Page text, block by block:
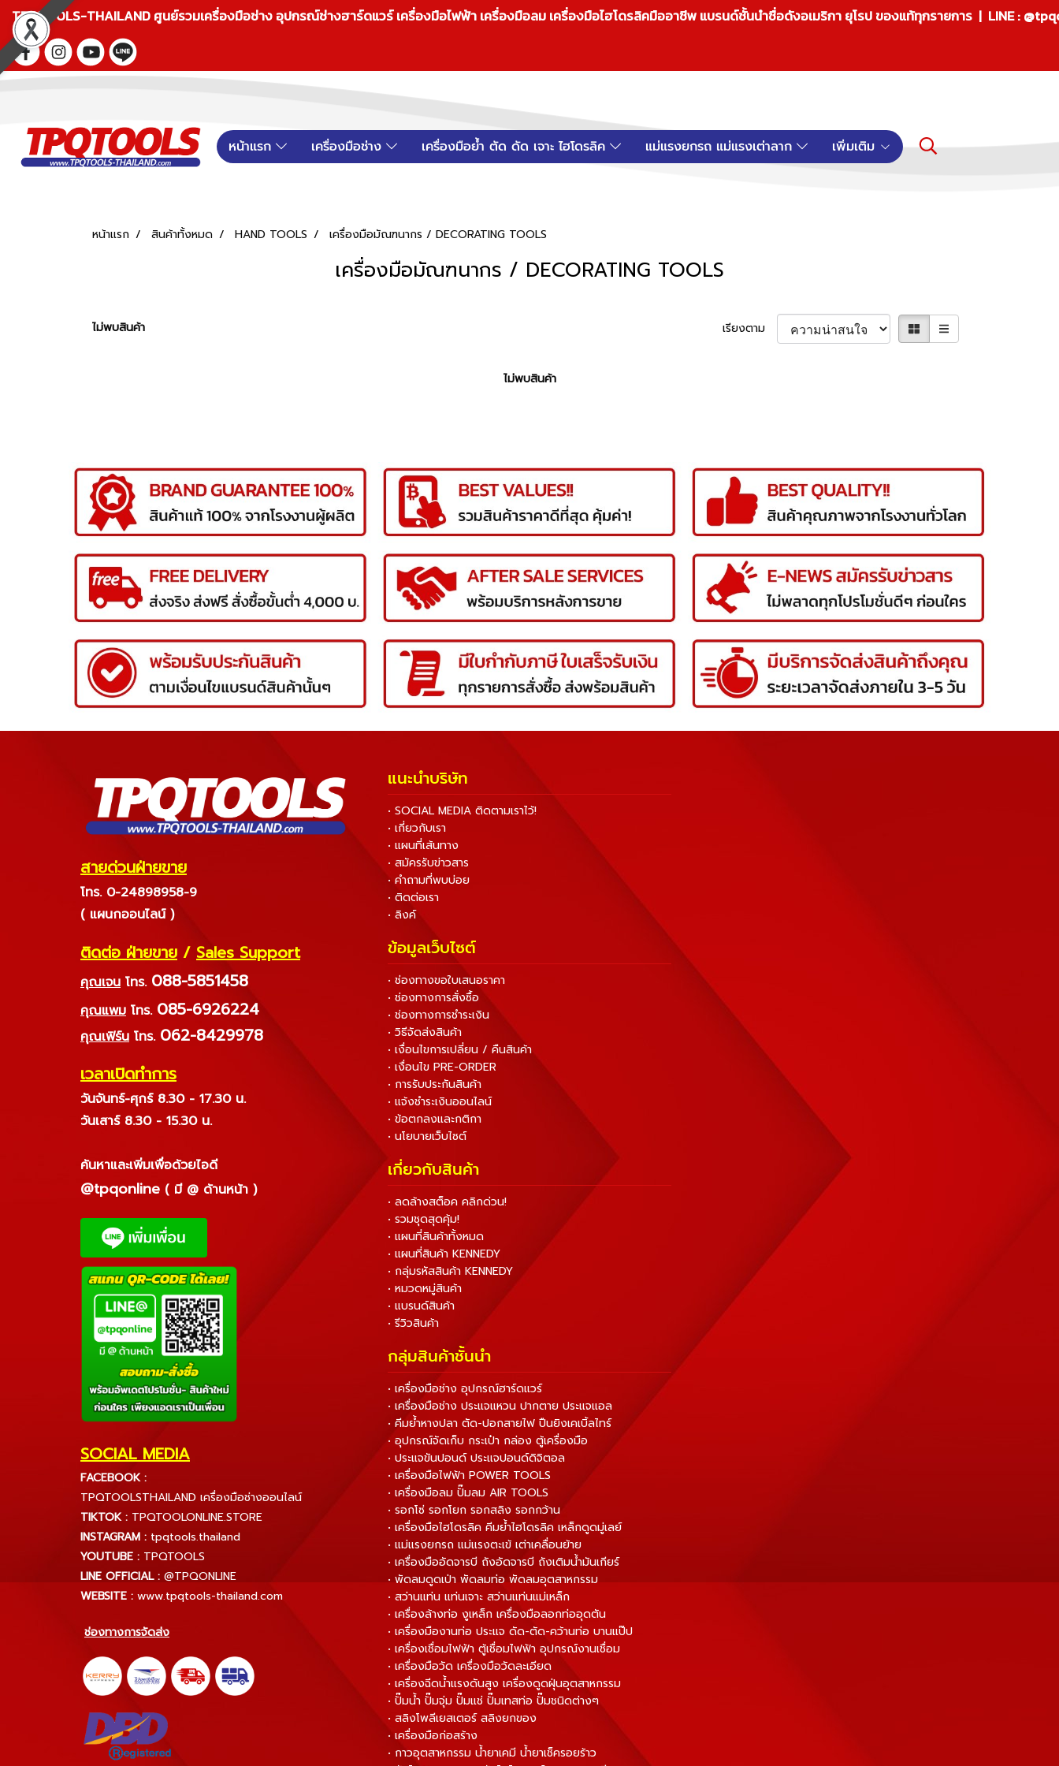
TPQTOOLS-THAILAND ศูนย์รวมเครื่องมือช่าง อุปกรณ์ช่างฮาร์ดแวร์ เครื่องมือไฟฟ้า เครื่องมือลม เครื่องมือไฮโดรลิคมืออาชีพ แบรนด์ชั้นนำชื่อดังอเมริกา ยุโรป ของแท้ทุกรายการ | LINE :
หน้าแรก เครื่องมือช่าง เครื่องมือย้ำ ตัด ดัด เจาะ ไฮโดรลิค แม่แรงยกรถ แม่แรงเต่าลาก เพิ่มเติม
หน้าแรก สินค้าทั้งหมด HAND TOOLS เครื่องมือมัณฑนากร / DECORATING TOOLS
เครื่องมือมัณฑนากร / DECORATING TOOLS
ไม่พบสินค้า เรียงตาม
ไม่พบสินค้า
สายด่วนฝ่ายขาย
โทร. 0-24898958-9
( แผนกออนไลน์ )
ติดต่อ ฝ่ายขาย / Sales Support
คุณเจน โทร. 088-5851458
คุณแพม โทร. 085-6926224
คุณเฟิร์น โทร. 062-8429978
เวลาเปิดทำการ
วันจันทร์-ศุกร์ 8.30 - 17.30 น.
วันเสาร์ 8.30 - 15.30 น.
ค้นหาและเพิ่มเพื่อด้วยไอดี
@tpqonline ( มี @ ด้านหน้า )
SOCIAL MEDIA
FACEBOOK :
TPQTOOLSTHAILAND เครื่องมือช่างออนไลน์
TIKTOK : TPQTOOLONLINE.STORE
INSTAGRAM : tpqtools.thailand
YOUTUBE : TPQTOOLS
LINE OFFICIAL : @TPQONLINE
WEBSITE : www.tpqtools-thailand.com
ช่องทางการจัดส่ง
แนะนำบริษัท
• SOCIAL MEDIA ติดตามเราไว้!
• เกี่ยวกับเรา
• แผนที่เส้นทาง
• สมัครรับข่าวสาร
• คำถามที่พบบ่อย
• ติดต่อเรา
• ลิงค์
ข้อมูลเว็บไซต์
• ช่องทางขอใบเสนอราคา
• ช่องทางการสั่งซื้อ
• ช่องทางการชำระเงิน
• วิธีจัดส่งสินค้า
• เงื่อนไขการเปลี่ยน / คืนสินค้า
• เงื่อนไข PRE-ORDER
• การรับประกันสินค้า
• แจ้งชำระเงินออนไลน์
• ข้อตกลงและกติกา
• นโยบายเว็บไซต์
เกี่ยวกับสินค้า
• ลดล้างสต็อค คลิกด่วน!
• รวมชุดสุดคุ้ม!
• แผนที่สินค้าทั้งหมด
• แผนที่สินค้า KENNEDY
• กลุ่มรหัสสินค้า KENNEDY
• หมวดหมู่สินค้า
• แบรนด์สินค้า
• รีวิวสินค้า
กลุ่มสินค้าชั้นนำ
• เครื่องมือช่าง อุปกรณ์ฮาร์ดแวร์
• เครื่องมือช่าง ประแจแหวน ปากตาย ประแจแอล
• คีมย้ำหางปลา ตัด-ปอกสายไฟ ปืนยิงเคเบิ้ลไทร์
• อุปกรณ์จัดเก็บ กระเป๋า กล่อง ตู้เครื่องมือ
• ประแจขันปอนด์ ประแจปอนด์ดิจิตอล
• เครื่องมือไฟฟ้า POWER TOOLS
• เครื่องมือลม ปั๊มลม AIR TOOLS
• รอกโซ่ รอกโยก รอกสลิง รอกกว้าน
• เครื่องมือไฮโดรลิค คีมย้ำไฮโดรลิค เหล็กดูดมู่เลย์
• แม่แรงยกรถ แม่แรงตะเข้ เต่าเคลื่อนย้าย
• เครื่องมืออัดจารบี ถังอัดจารบี ถังเติมน้ำมันเกียร์
• พัดลมดูดเป่า พัดลมท่อ พัดลมอุตสาหกรรม
• สว่านแท่น แท่นเจาะ สว่านแท่นแม่เหล็ก
• เครื่องล้างท่อ งูเหล็ก เครื่องมือลอกท่ออุดตัน
• เครื่องมืองานท่อ ประแจ ดัด-ตัด-คว้านท่อ บานแป๊ป
• เครื่องเชื่อมไฟฟ้า ตู้เชื่อมไฟฟ้า อุปกรณ์งานเชื่อม
• เครื่องมือวัด เครื่องมือวัดละเอียด
• เครื่องฉีดน้ำแรงดันสูง เครื่องดูดฝุ่นอุตสาหกรรม
• ปั๊มน้ำ ปั๊มจุ่ม ปั๊มแช่ ปั๊มเทสท่อ ปั๊มชนิดต่างๆ
• สลิงโพลีเยสเตอร์ สลิงยกของ
• เครื่องมือก่อสร้าง
• กาวอุตสาหกรรม น้ำยาเคมี น้ำยาเช็ครอยร้าว